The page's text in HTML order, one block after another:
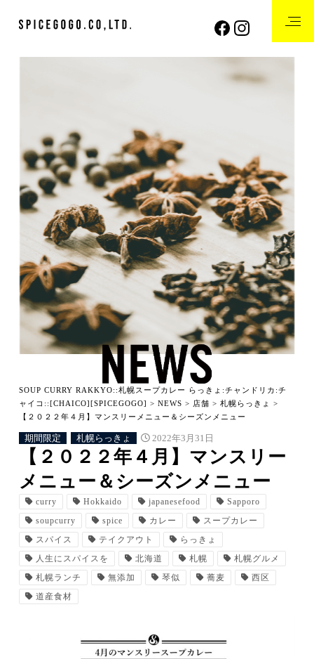
SOUP CURRY RAKKYO::札幌スープカレー らっきょ:チャンドリカ:チ
ャイコ::[CHAICO][SPICEGOGO] >NEWS > 店舗 >札幌らっきょ
>
【２０２２年４月】マンスリーメニュー＆シーズンメニュー
期間限定 札幌らっきょ 2022年3月31日
【２０２２年４月】マンスリー
メニュー＆シーズンメニュー
curry Hokkaido japanesefood
Sapporo
soupcurry
spice カレー
スープカレー
スパイス
テイクアウト
らっきょ
人生にスパイスを
北海道 札幌
札幌グルメ
札幌ランチ
無添加 琴似 蕎麦
西区
道産食材